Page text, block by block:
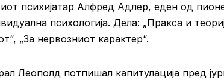
психијатар Алфред Адлер, еден од
психологија. Дела: „Пракса и
„За нервозниот карактер“.
Леополд потпишал капитулација пред